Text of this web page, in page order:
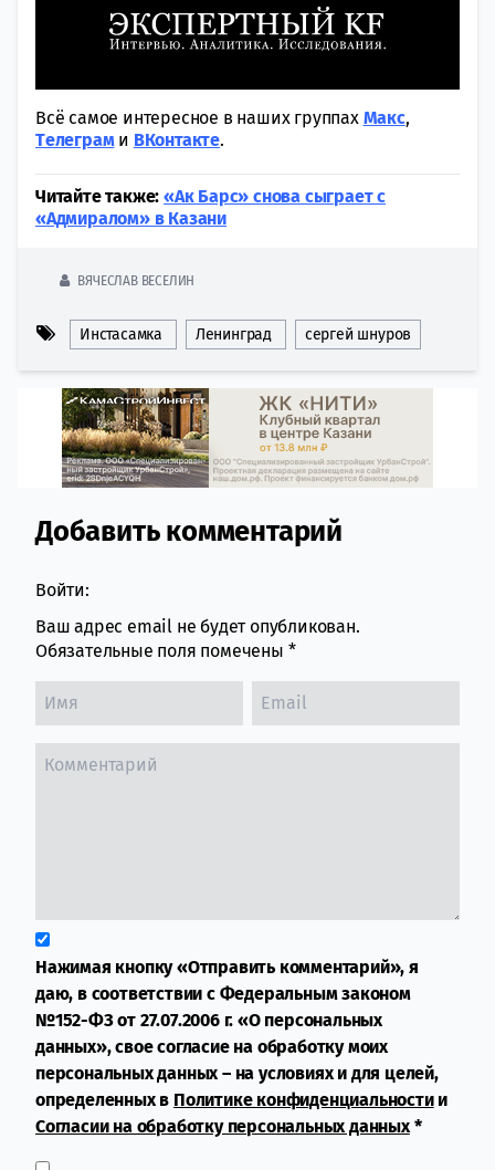
Всё самое интересное в наших группах Макс,
Tелеграми ВКонтакте.
Читайте также: «Ак Барс» снова сыграет с
«Адмиралом» в Казани
ВЯЧЕСЛАВ ВЕСЕЛИН
Инстасамка Ленинград сергей шнуров
Comment section
Добавить комментарий
Войти:
Ваш адрес email не будет опубликован.
Обязательные поля помечены *
Нажимая кнопку «Отправить комментарий», я
даю, в соответствии с Федеральным законом
№152-ФЗ от 27.07.2006 г. «О персональных
данных», свое согласие на обработку моих
персональных данных – на условиях и для целей,
определенных в Политике конфиденциальностии
Согласии на обработку персональных данных*